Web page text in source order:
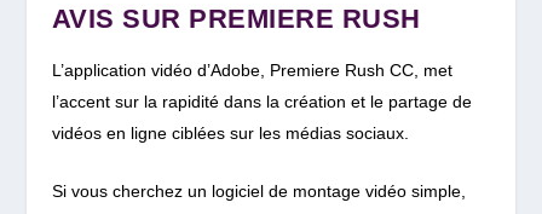
AVIS SUR PREMIERE RUSH
L’application vidéo d’Adobe, Premiere Rush CC, met
l’accent sur la rapidité dans la création et le partage de
vidéos en ligne ciblées sur les médias sociaux.
Si vous cherchez un logiciel de montage vidéo simple,